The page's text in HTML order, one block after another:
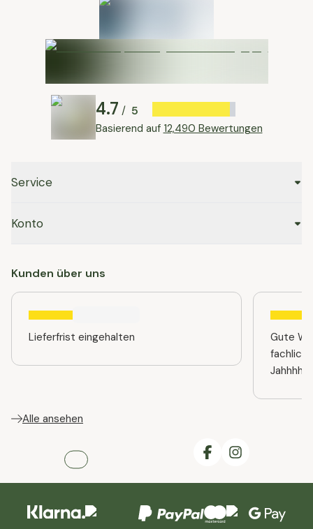
4.7 / 5
Basierend auf 12,490 Bewertungen
Service
Konto
Kunden über uns
Lieferfrist eingehalten
Gute
fachlich
Alle ansehen